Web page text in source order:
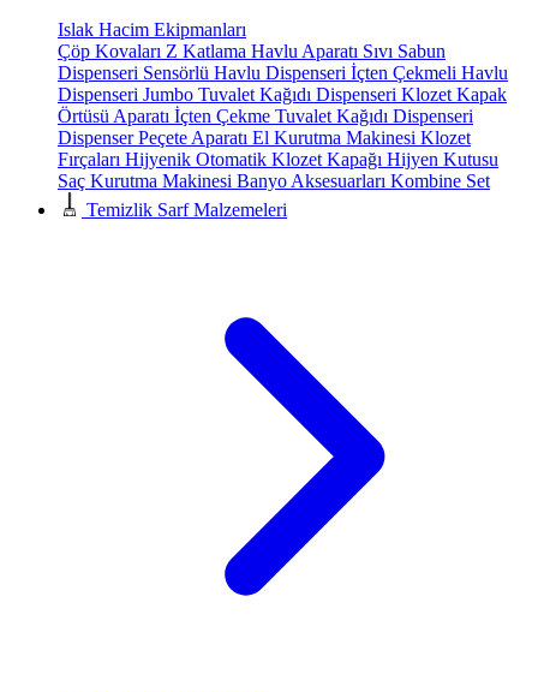
Islak Hacim Ekipmanları
Çöp Kovaları Z Katlama Havlu Aparatı Sıvı Sabun
Dispenseri Sensörlü Havlu Dispenseri İçten Çekmeli Havlu
Dispenseri Jumbo Tuvalet Kağıdı Dispenseri Klozet Kapak
Örtüsü Aparatı İçten Çekme Tuvalet Kağıdı Dispenseri
Dispenser Peçete Aparatı El Kurutma Makinesi Klozet
Fırçaları Hijyenik Otomatik Klozet Kapağı Hijyen Kutusu
Saç Kurutma Makinesi Banyo Aksesuarları Kombine Set
Temizlik Sarf Malzemeleri